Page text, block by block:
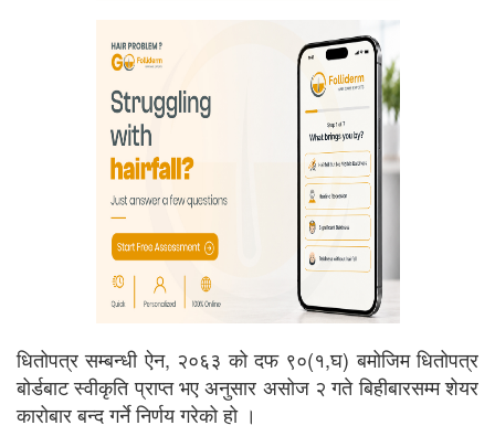
धितोपत्र सम्बन्धी ऐन, २०६३ को दफ ९०(१,घ) बमोजिम धितोपत्र
बोर्डबाट स्वीकृति प्राप्त भए अनुसार असोज २ गते बिहीबारसम्म शेयर
कारोबार बन्द गर्ने निर्णय गरेको हो ।